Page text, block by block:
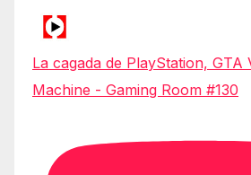
La cagada de PlayStation, GTA
Machine - Gaming Room #130